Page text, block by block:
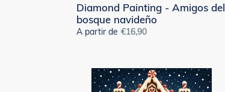
Diamond Painting - Amigos del
bosque navideño
A partir de Precio
€16,90
Diamond
Painting